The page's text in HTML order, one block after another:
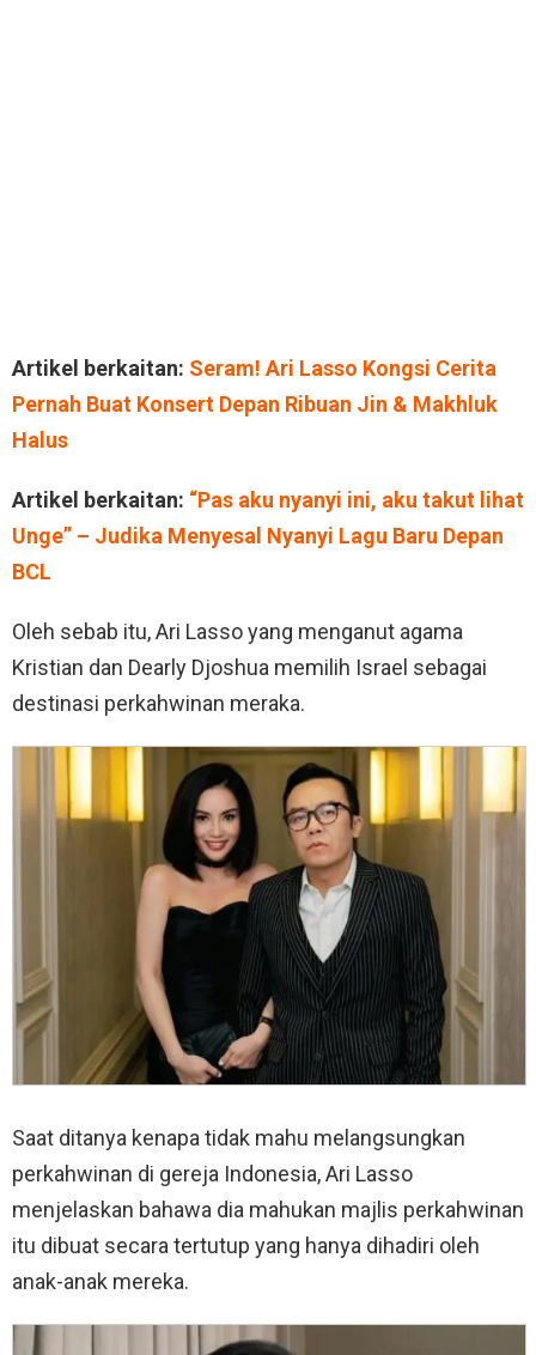
Artikel berkaitan: Seram! Ari Lasso Kongsi Cerita
Pernah Buat Konsert Depan Ribuan Jin & Makhluk
Halus
Artikel berkaitan: “Pas aku nyanyi ini, aku takut lihat
Unge” – Judika Menyesal Nyanyi Lagu Baru Depan
BCL
Oleh sebab itu, Ari Lasso yang menganut agama
Kristian dan Dearly Djoshua memilih Israel sebagai
destinasi perkahwinan meraka.
Saat ditanya kenapa tidak mahu melangsungkan
perkahwinan di gereja Indonesia, Ari Lasso
menjelaskan bahawa dia mahukan majlis perkahwinan
itu dibuat secara tertutup yang hanya dihadiri oleh
anak-anak mereka.